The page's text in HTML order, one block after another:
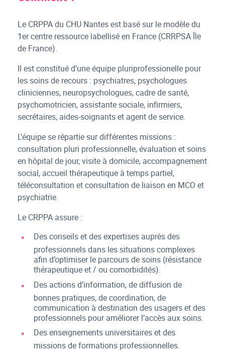
Le CRPPA du CHU Nantes est basé sur le modèle du
1er centre ressource labellisé en France (CRRPSA Île
de France).
Il est constitué d’une équipe pluriprofessionelle pour
les soins de recours : psychiatres, psychologues
cliniciennes, neuropsychologues, cadre de santé,
psychomotricien, assistante sociale, infirmiers,
secrétaires, aides-soignants et agent de service.
L’équipe se répartie sur différentes missions :
consultation pluri professionnelle, évaluation et soins
en hôpital de jour, visite à domicile, accompagnement
social, accueil thérapeutique à temps partiel,
téléconsultation et consultation de liaison en MCO et
psychiatrie.
Le CRPPA assure :
Des conseils et des expertises auprès des
professionnels dans les situations complexes
afin d’optimiser le parcours de soins (résistance
thérapeutique et / ou comorbidités).
Des actions d’information, de diffusion de
bonnes pratiques, de coordination, de
communication à destination des usagers et des
professionnels pour améliorer l’accès aux soins.
Des enseignements universitaires et des
missions de formations professionnelles.